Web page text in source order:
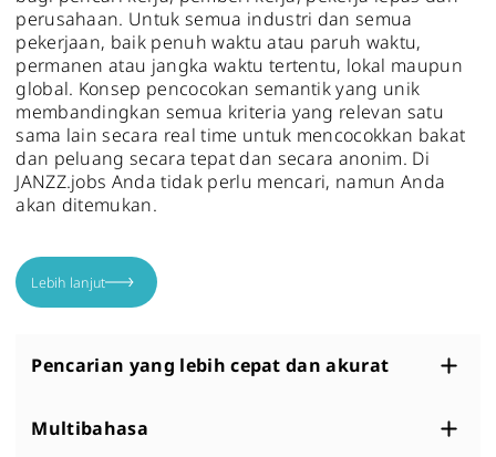
perusahaan. Untuk semua industri dan semua
pekerjaan, baik penuh waktu atau paruh waktu,
permanen atau jangka waktu tertentu, lokal maupun
global. Konsep pencocokan semantik yang unik
membandingkan semua kriteria yang relevan satu
sama lain secara real time untuk mencocokkan bakat
dan peluang secara tepat dan secara anonim. Di
JANZZ.jobs Anda tidak perlu mencari, namun Anda
akan ditemukan.
Lebih lanjut
Pencarian yang lebih cepat dan akurat
Multibahasa